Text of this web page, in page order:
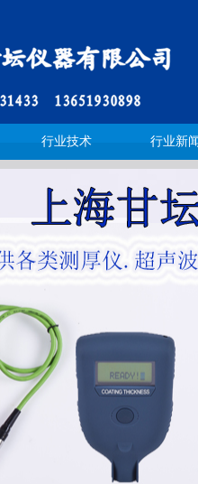
行业技术 行业新